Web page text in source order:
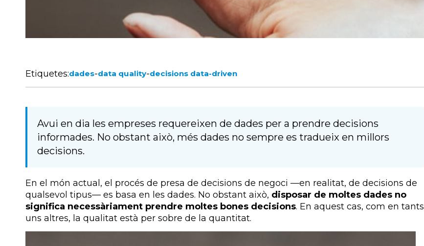
Etiquetes:dades-data quality-decisions data-driven
Avui en dia les empreses requereixen de dades per a prendre decisions
informades. No obstant això, més dades no sempre es tradueix en millors
decisions.
En el món actual, el procés de presa de decisions de negoci —en realitat, de decisions de
qualsevol tipus— es basa en les dades. No obstant això, disposar de moltes dades no
significa necessàriament prendre moltes bones decisions. En aquest cas, com en tants
uns altres, la qualitat està per sobre de la quantitat.